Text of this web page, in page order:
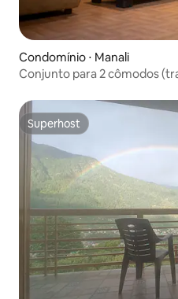
Condomínio ⋅ Manali
Conjunto para 2 cômodos
Superhost
Superhost